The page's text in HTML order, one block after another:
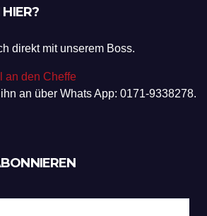
direkt mit unserem Boss.
an den Cheffe
an über Whats App: 0171-9338278.